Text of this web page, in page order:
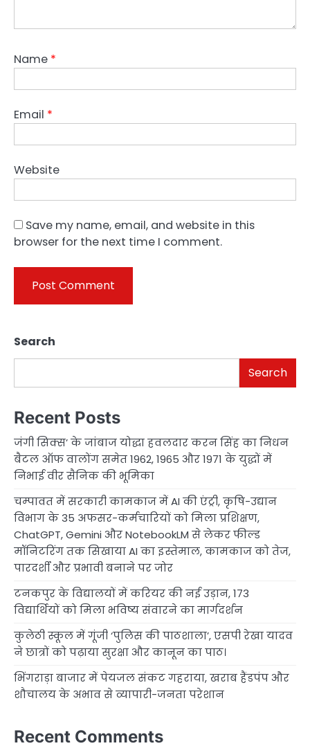
Name *
Email *
Website
Save my name, email, and website in this
browser for the next time I comment.
Search
Search
Recent Posts
जंगी सिक्स’ के जांबाज योद्धा हवलदार करन सिंह का निधन
बैटल ऑफ वालोंग समेत 1962, 1965 और 1971 के युद्धों में
निभाई वीर सैनिक की भूमिका
चम्पावत में सरकारी कामकाज में AI की एंट्री, कृषि-उद्यान
विभाग के 35 अफसर-कर्मचारियों को मिला प्रशिक्षण,
ChatGPT, Gemini और NotebookLM से लेकर फील्ड
मॉनिटरिंग तक सिखाया AI का इस्तेमाल, कामकाज को तेज,
पारदर्शी और प्रभावी बनाने पर जोर
टनकपुर के विद्यालयों में करियर की नई उड़ान, 173
विद्यार्थियों को मिला भविष्य संवारने का मार्गदर्शन
कुलेठी स्कूल में गूंजी ‘पुलिस की पाठशाला’, एसपी रेखा यादव
ने छात्रों को पढ़ाया सुरक्षा और कानून का पाठ।
भिंगराड़ा बाजार में पेयजल संकट गहराया, खराब हैंडपंप और
शौचालय के अभाव से व्यापारी-जनता परेशान
Recent Comments